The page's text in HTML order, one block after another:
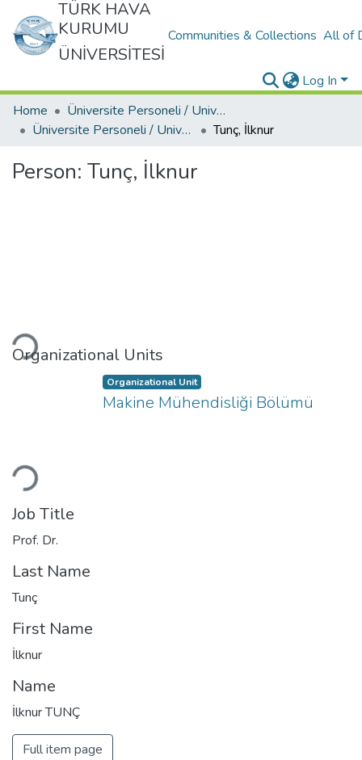
TÜRK HAVA
KURUMU
ÜNİVERSİTESİ
Communities & Collections All of
Log In
Home
Üniversite Personeli / University Personnel
Üniversite Personeli / University Personnel
Tunç, İlknur
Person: Tunç, İlknur
Organizational Units
Organizational Unit
Makine Mühendisliği Bölümü
Job Title
Prof. Dr.
Last Name
Tunç
First Name
İlknur
Name
İlknur TUNÇ
Full item page